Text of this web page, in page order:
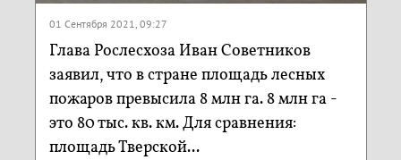
01 Сентября 2021, 09:27
Глава Рослесхоза Иван Советников
заявил, что в стране площадь лесных
пожаров превысила 8 млн га. 8 млн га -
это 80 тыс. кв. км. Для сравнения:
площадь Тверской...